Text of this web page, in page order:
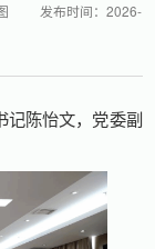
发布时间：2026-
记陈怡文，党委副